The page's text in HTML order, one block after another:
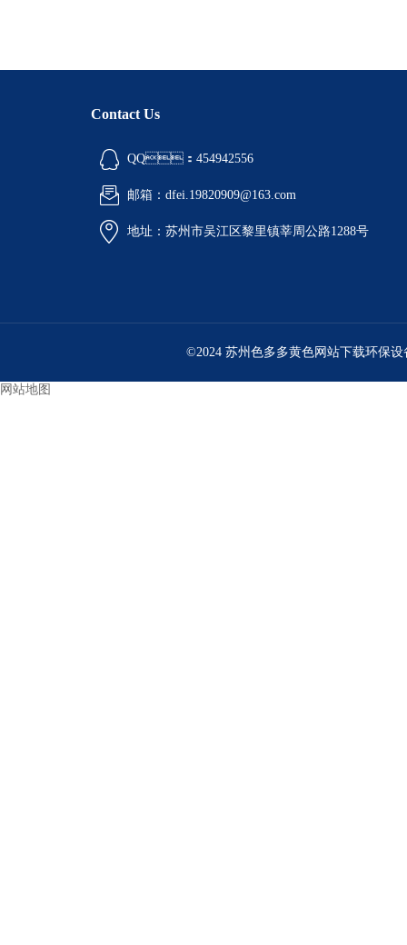
Contact Us
QQ：454942556
邮箱：dfei.19820909@163.com
地址：苏州市吴江区黎里镇莘周公路1288号
©2024 苏州色多多黄色网站下载环保设
网站地图